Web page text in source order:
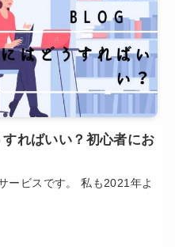
ればいい？初心者にお
ービスです。 私も2021年よ